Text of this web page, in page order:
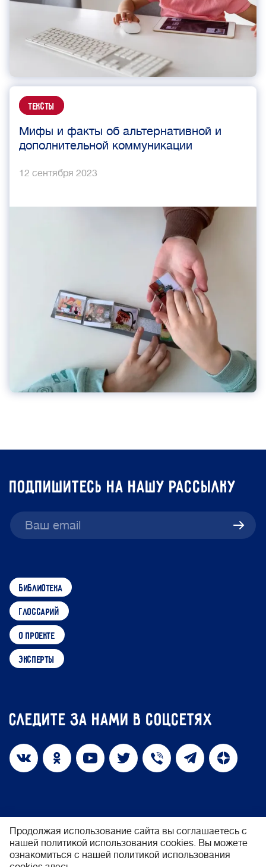
Тексты
Мифы и факты об альтернативной и
дополнительной коммуникации
12 сентября 2023
подпишитесь на нашу рассылку
библиотека
глоссарий
о проекте
эксперты
Следите за нами в соцсетях
политика конфиденциальности
Продолжая использование сайта вы соглашаетесь с
нашей политикой использования cookies. Вы можете
ознакомиться с нашей политикой использования